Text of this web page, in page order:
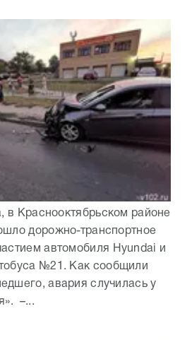
в Краснооктябрьском районе
дорожно-транспортное
автомобиля Hyundai и
№21. Как сообщили
авария случилась у
–...